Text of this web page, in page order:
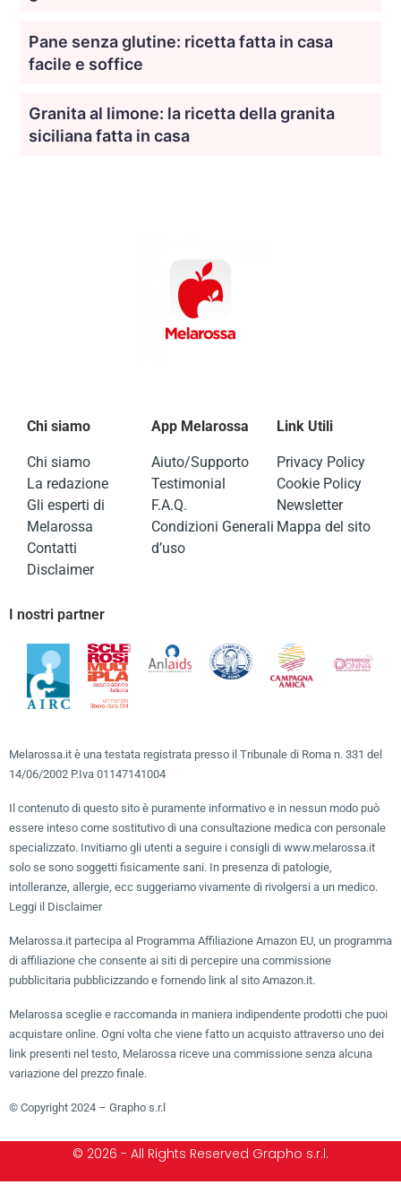
Pane senza glutine: ricetta fatta in casa
facile e soffice
Granita al limone: la ricetta della granita
siciliana fatta in casa
Chi siamo
Chi siamo
La redazione
Gli esperti di
Melarossa
Contatti
Disclaimer
App Melarossa
Aiuto/Supporto
Testimonial
F.A.Q.
Condizioni Generali
d’uso
Link Utili
Privacy Policy
Cookie Policy
Newsletter
Mappa del sito
I nostri partner
Melarossa.it è una testata registrata presso il Tribunale di Roma n. 331 del
14/06/2002 P.Iva 01147141004
Il contenuto di questo sito è puramente informativo e in nessun modo può
essere inteso come sostitutivo di una consultazione medica con personale
specializzato. Invitiamo gli utenti a seguire i consigli di www.melarossa.it
solo se sono soggetti fisicamente sani. In presenza di patologie,
intolleranze, allergie, ecc suggeriamo vivamente di rivolgersi a un medico.
Leggi il Disclaimer
Melarossa.it partecipa al Programma Affiliazione Amazon EU, un programma
di affiliazione che consente ai siti di percepire una commissione
pubblicitaria pubblicizzando e fornendo link al sito Amazon.it.
Melarossa sceglie e raccomanda in maniera indipendente prodotti che puoi
acquistare online. Ogni volta che viene fatto un acquisto attraverso uno dei
link presenti nel testo, Melarossa riceve una commissione senza alcuna
variazione del prezzo finale.
© Copyright 2024 – Grapho s.r.l
© 2026 - All Rights Reserved Grapho s.r.l.